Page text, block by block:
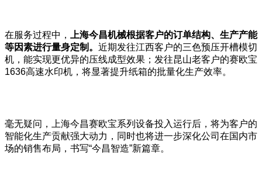
在服务过程中，
上海今昌机械根据客户的订单结构、生产产能
等因素进行量身定制。 近期发往江西客户的三色预压开槽模切
机，能实现更优异的压线成型效果；发往昆山老客户的赛欧宝
1636高速水印机，将显著提升纸箱的批量化生产效率。
毫无疑问，上海今昌赛欧宝系列设备投入运行后，将为客户的
智能化生产贡献强大动力，同时也将进一步深化公司在国内市
场的销售布局，书写“今昌智造”新篇章。